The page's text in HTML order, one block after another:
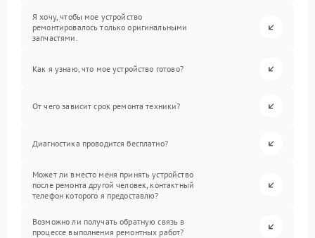
Я хочу, чтобы мое устройство
ремонтировалось только оригинальными
запчастями.
Как я узнаю, что мое устройство готово?
От чего зависит срок ремонта техники?
Диагностика проводится бесплатно?
Может ли вместо меня принять устройство
после ремонта другой человек, контактный
телефон которого я предоставлю?
Возможно ли получать обратную связь в
процессе выполнения ремонтных работ?